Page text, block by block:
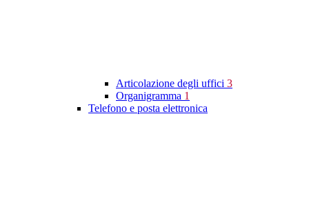
Articolazione degli uffici 3
Organigramma 1
Telefono e posta elettronica